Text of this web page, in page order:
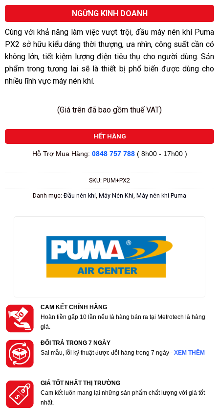
hạng
5
sao
NGỪNG KINH DOANH
Cùng với khả năng làm việc vượt trội, đầu máy nén khí Puma
PX2 sở hữu kiểu dáng thời thượng, ưa nhìn, công suất cần có
không lớn, tiết kiệm lượng điện tiêu thụ cho người dùng. Sản
phẩm trong tương lai sẽ là thiết bị phổ biến được dùng cho
nhiều lĩnh vực máy nén khí.
(Giá trên đã bao gồm thuế VAT)
HẾT HÀNG
Hỗ Trợ Mua Hàng: 0848 757 788 ( 8h00 - 17h00 )
SKU: PUM+PX2
Danh mục: Đầu nén khí, Máy Nén Khí, Máy nén khí Puma
CAM KẾT CHÍNH HÃNG
Hoàn tiền gấp 10 lần nếu là hàng bán ra tại Metrotech là hàng
giả.
ĐỔI TRẢ TRONG 7 NGÀY
Sai mẫu, lỗi kỹ thuật được đỗi hàng trong 7 ngày - XEM THÊM
GIÁ TỐT NHẤT THỊ TRƯỜNG
Cam kết luôn mang lại những sản phẩm chất lượng với giá tốt
nhất.